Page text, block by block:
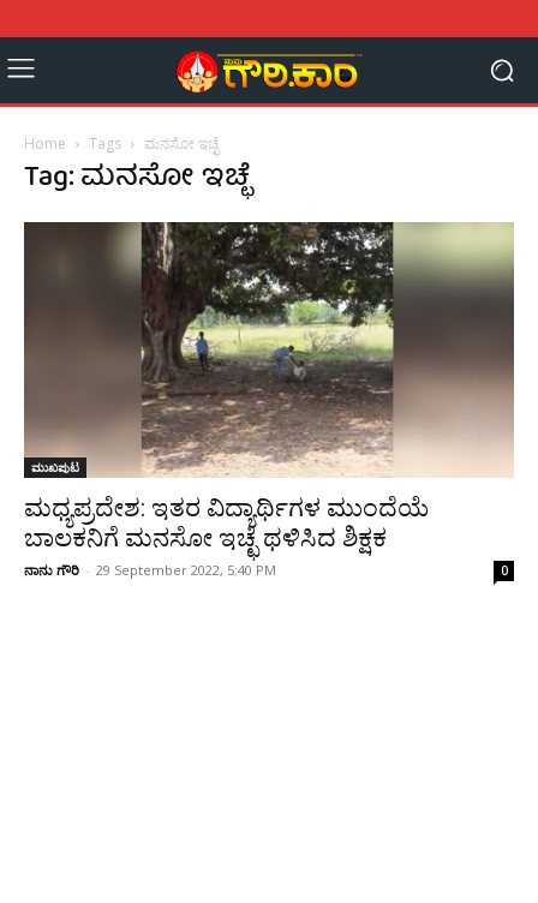
Home Tags ಮನಸೋ ಇಚ್ಛೆ
Tag: ಮನಸೋ ಇಚ್ಛೆ
ಮುಖಪುಟ
ಮಧ್ಯಪ್ರದೇಶ: ಇತರ ವಿದ್ಯಾರ್ಥಿಗಳ ಮುಂದೆಯೆ
ಬಾಲಕನಿಗೆ ಮನಸೋ ಇಚ್ಛೆ ಥಳಿಸಿದ ಶಿಕ್ಷಕ
ನಾನು ಗೌರಿ - 29 September 2022, 5:40 PM 0